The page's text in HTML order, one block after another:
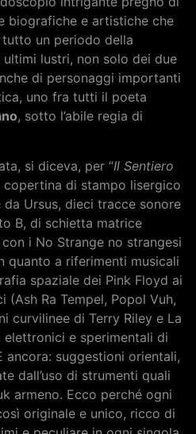
biografiche e artistiche che
un periodo della
lustri, non solo dei due
di personaggi importanti
uno fra tutti il poeta
, sotto l’abile regia di
si diceva, per “Il Sentiero
copertina di stampo lisergico
Ursus, dieci tracce sonore
B, di schietta matrice
i No Strange no strangesi
quanto a riferimenti musicali
spaziale dei Pink Floyd ai
Ra Tempel, Popol Vuh,
curvilinee di Terry Riley e La
e sperimentali di
ancora: suggestioni orientali,
dall’uso di strumenti quali
armeno. Ecco perché ogni
originale e unico, ricco di